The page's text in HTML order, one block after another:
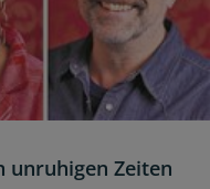
unruhigen Zeiten